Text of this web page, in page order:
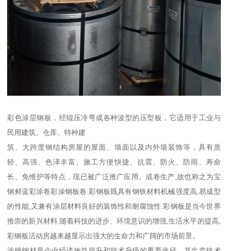
彩色涂层钢板，经辊压冷弯成各种波型的压型板，它适用于工业与
民用建筑、仓库、特种建
筑、大跨度钢结构房屋的屋面、墙面以及内外墙装饰等，具有质
轻、高强、色泽丰富、施工方便快捷、抗震、防火、防雨、寿命
长、免维护等特点，现已被广泛推广应用。成卷生产,故也称之为宝
钢鲜蓝彩涂卷彩涂钢板卷.彩钢板既具有钢铁材料机械强度高,易成型
的性能,又兼有涂层材料良好的装饰性和耐腐蚀性.彩钢板是当今世界
推崇的新兴材料.随着科技的进步、环境意识的增强,生活水平的提高,
彩钢板活动房越来越显示出强大的生命力和广阔的市场前景。